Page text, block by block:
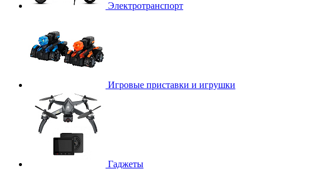
Электротранспорт
Игровые приставки и игрушки
Гаджеты